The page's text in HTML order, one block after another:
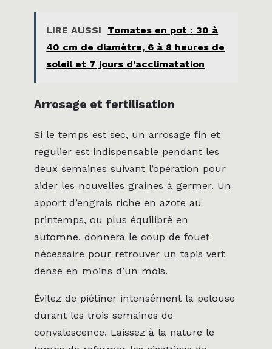
LIRE AUSSI
Tomates en pot : 30 à
40 cm de diamètre, 6 à 8 heures de
soleil et 7 jours d’acclimatation
Arrosage et fertilisation
Si le temps est sec, un arrosage fin et
régulier est indispensable pendant les
deux semaines suivant l’opération pour
aider les nouvelles graines à germer. Un
apport d’engrais riche en azote au
printemps, ou plus équilibré en
automne, donnera le coup de fouet
nécessaire pour retrouver un tapis vert
dense en moins d’un mois.
Évitez de piétiner intensément la pelouse
durant les trois semaines de
convalescence. Laissez à la nature le